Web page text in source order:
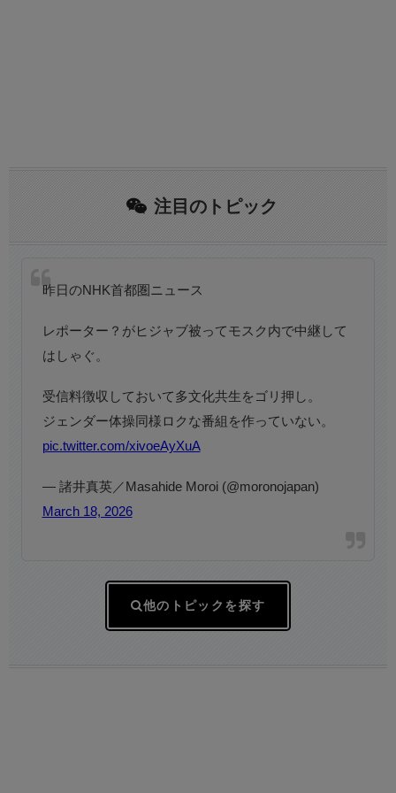
注目のトピック
昨日のNHK首都圏ニュース
レポーター？がヒジャブ被ってモスク内で中継して
はしゃぐ。
受信料徴収しておいて多文化共生をゴリ押し。
ジェンダー体操同様ロクな番組を作っていない。
pic.twitter.com/xivoeAyXuA
— 諸井真英／Masahide Moroi (@moronojapan)
March 18, 2026
他のトピックを探す